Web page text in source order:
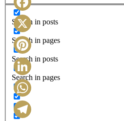
Search in posts
Search in pages
Search in posts
Search in pages
Facebook
X
Pinterest
LinkedIn
WhatsApp